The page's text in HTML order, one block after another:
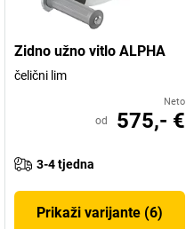
Zidno užno vitlo ALPHA
čelični lim
Neto
od 575,- €
3-4 tjedna
Prikaži varijante (6)